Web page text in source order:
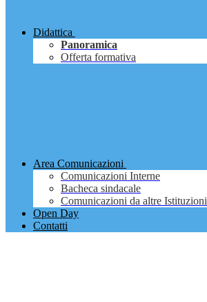
Didattica
Panoramica
Offerta formativa
Area Comunicazioni
Comunicazioni Interne
Bacheca sindacale
Comunicazioni da altre Istituzioni
Open Day
Contatti